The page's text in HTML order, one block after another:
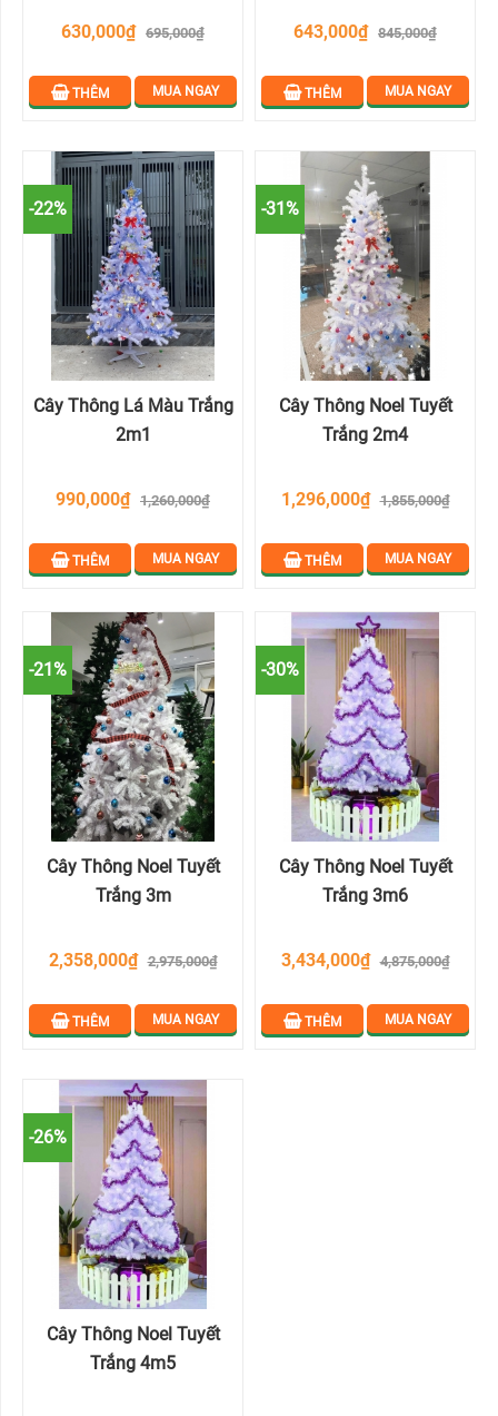
630,000₫ 695,000₫
THÊM MUA NGAY
643,000₫ 845,000₫
THÊM MUA NGAY
-22%
Cây Thông Lá Màu Trắng
2m1
990,000₫ 1,260,000₫
THÊM MUA NGAY
-31%
Cây Thông Noel Tuyết
Trắng 2m4
1,296,000₫ 1,855,000₫
THÊM MUA NGAY
-21%
Cây Thông Noel Tuyết
Trắng 3m
2,358,000₫ 2,975,000₫
THÊM MUA NGAY
-30%
Cây Thông Noel Tuyết
Trắng 3m6
3,434,000₫ 4,875,000₫
THÊM MUA NGAY
-26%
Cây Thông Noel Tuyết
Trắng 4m5